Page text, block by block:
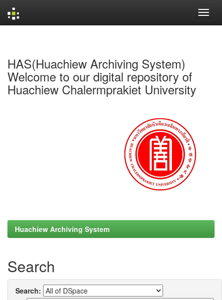
HAS(Huachiew Archiving System)
Welcome to our digital repository of
Huachiew Chalermprakiet University
Huachiew Archiving System
Search
Search: